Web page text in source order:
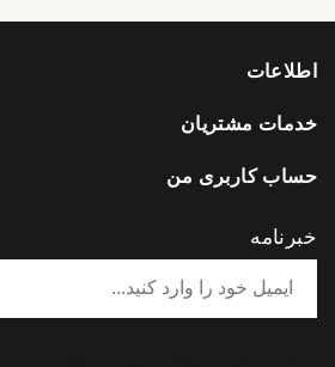
اطلاعات
خدمات مشتریان
حساب کاربری من
خبرنامه